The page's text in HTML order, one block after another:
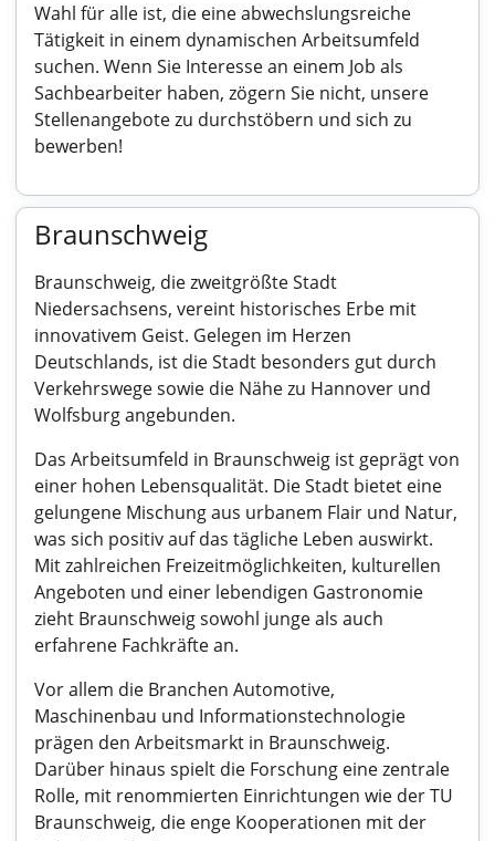
Wahl für alle ist, die eine abwechslungsreiche
Tätigkeit in einem dynamischen Arbeitsumfeld
suchen. Wenn Sie Interesse an einem Job als
Sachbearbeiter haben, zögern Sie nicht, unsere
Stellenangebote zu durchstöbern und sich zu
bewerben!
Braunschweig
Braunschweig, die zweitgrößte Stadt
Niedersachsens, vereint historisches Erbe mit
innovativem Geist. Gelegen im Herzen
Deutschlands, ist die Stadt besonders gut durch
Verkehrswege sowie die Nähe zu Hannover und
Wolfsburg angebunden.
Das Arbeitsumfeld in Braunschweig ist geprägt von
einer hohen Lebensqualität. Die Stadt bietet eine
gelungene Mischung aus urbanem Flair und Natur,
was sich positiv auf das tägliche Leben auswirkt.
Mit zahlreichen Freizeitmöglichkeiten, kulturellen
Angeboten und einer lebendigen Gastronomie
zieht Braunschweig sowohl junge als auch
erfahrene Fachkräfte an.
Vor allem die Branchen Automotive,
Maschinenbau und Informationstechnologie
prägen den Arbeitsmarkt in Braunschweig.
Darüber hinaus spielt die Forschung eine zentrale
Rolle, mit renommierten Einrichtungen wie der TU
Braunschweig, die enge Kooperationen mit der